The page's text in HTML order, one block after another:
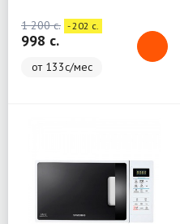
1 200 c. - 202 c.
998 c.
от 133с/мес